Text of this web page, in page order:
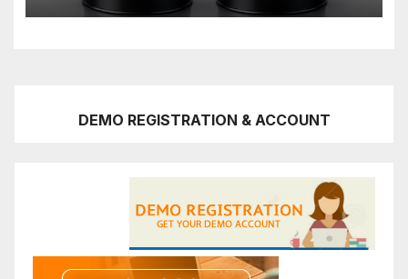
DEMO REGISTRATION & ACCOUNT